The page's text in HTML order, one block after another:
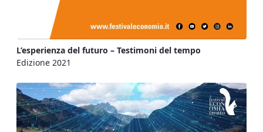
L’esperienza del futuro – Testimoni del tempo
Edizione 2021